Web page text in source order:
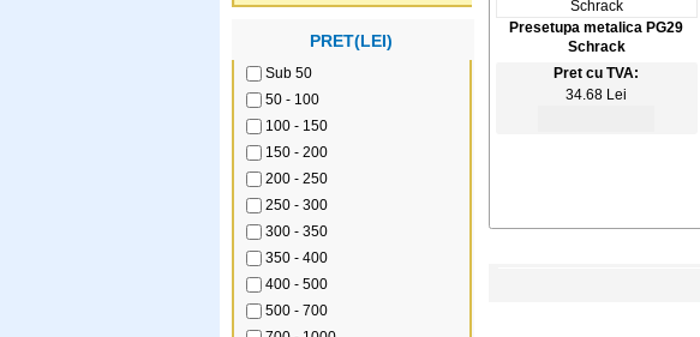
PRET(LEI)
Sub 50
50 - 100
100 - 150
150 - 200
200 - 250
250 - 300
300 - 350
350 - 400
400 - 500
500 - 700
Presetupa metalica PG29
Schrack
Pret cu TVA:
34.68 Lei